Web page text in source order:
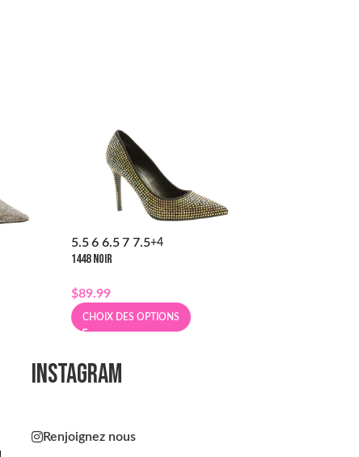
5.5 6 6.5 7 7.5+4
1448 NOIR
$89.99
CHOIX DES OPTIONS
INSTAGRAM
Renjoignez nous